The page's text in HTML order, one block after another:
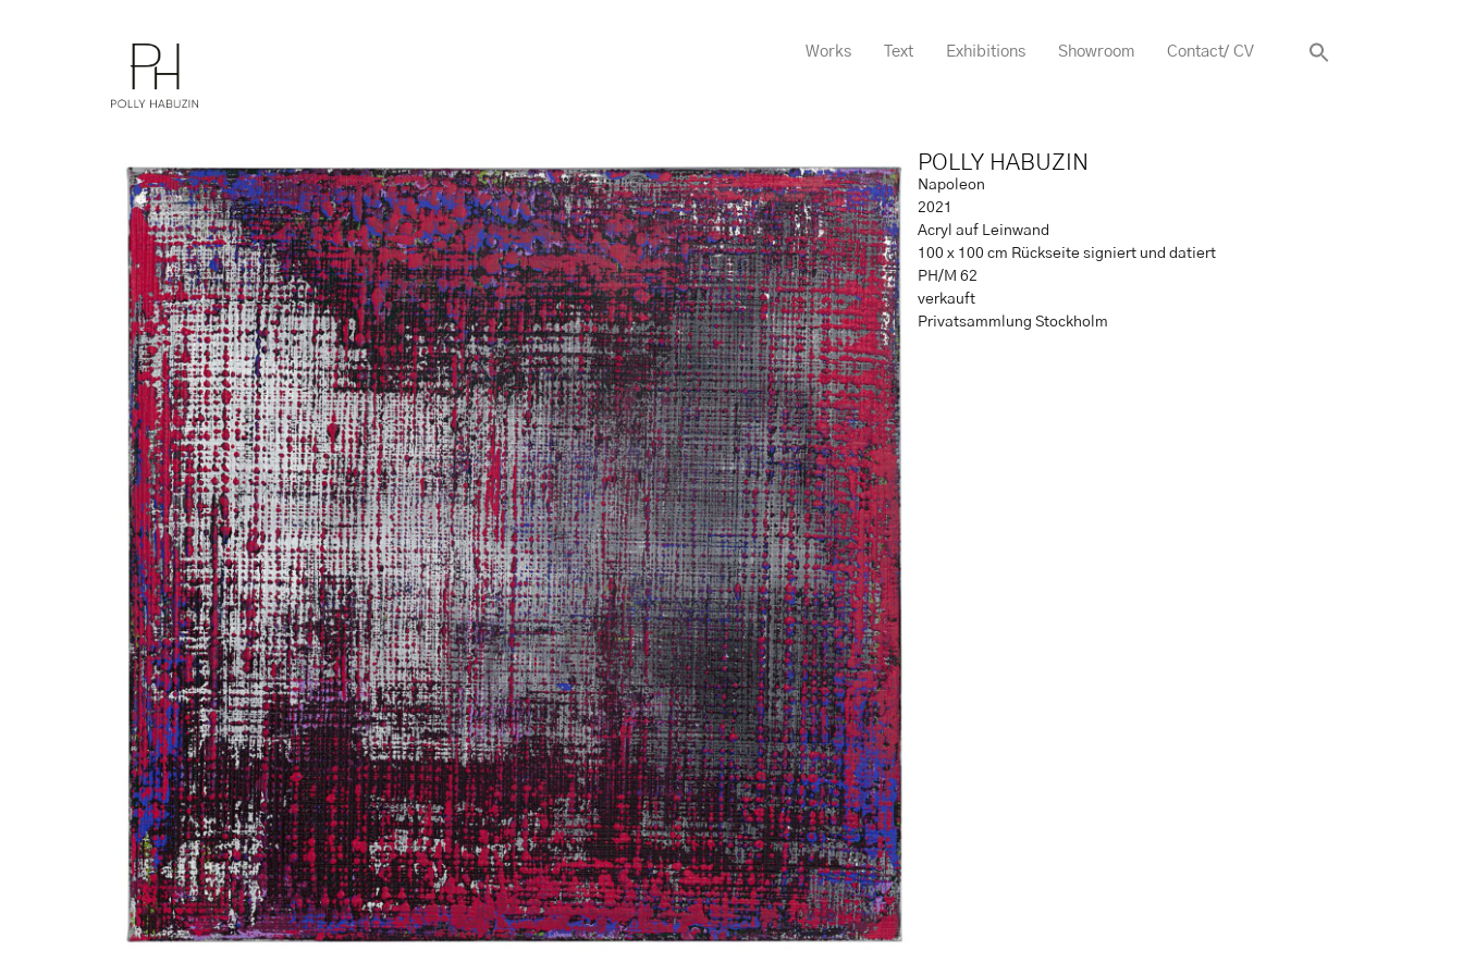
Works Text Exhibitions Showroom Contact/ CV
POLLY HABUZIN
Napoleon
2021
Acryl auf Leinwand
100 x 100 cm Rückseite signiert und datiert
PH/M 62
verkauft
Privatsammlung Stockholm